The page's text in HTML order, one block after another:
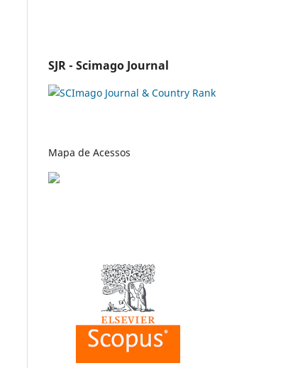
SJR - Scimago Journal
Mapa de Acessos